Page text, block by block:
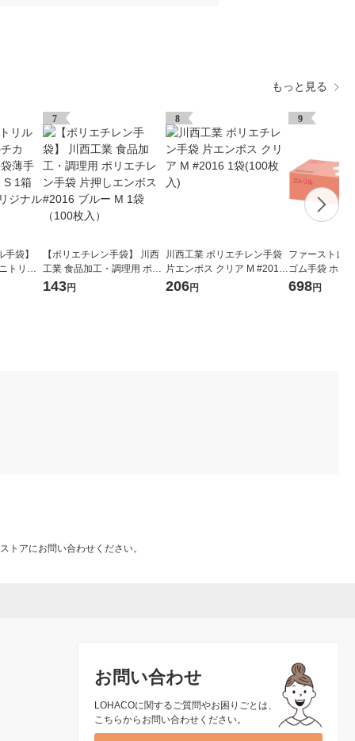
もっと見る
手袋】
トリル
イト S
7
【ポリエチレン手袋】 川西
工業 食品加工・調理用 ポリ
エチレン手袋 片押しエンボ
143円
8
川西工業 ポリエチレン手袋
片エンボス クリア M #2016
1袋(100枚入)
206円
9
ファーストレ
ゴム手袋 ホワ
S FR-6301 1
698円
トアにお問い合わせください。
お問い合わせ
LOHACOに関するご質問やお困りごとは、
こちらからお問い合わせください。